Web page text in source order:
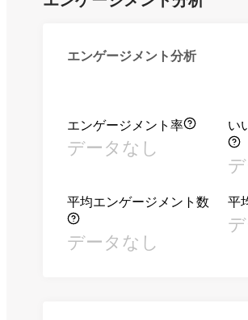
エンゲージメント分析
エンゲージメント率
データなし
い
平均エンゲージメント数
データなし
平